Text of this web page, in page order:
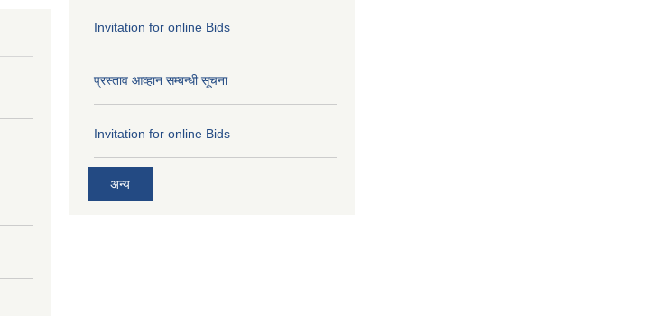
Invitation for online Bids
प्रस्ताव आव्हान सम्बन्धी सूचना
Invitation for online Bids
अन्य